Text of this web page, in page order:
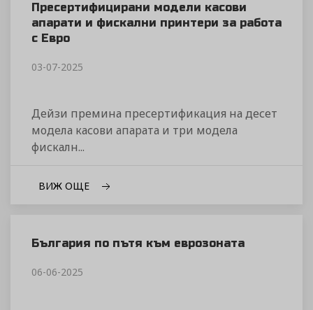
Пресертифицирани модели касови
апарати и фискални принтери за работа
с Евро
03-07-2025
Дейзи премина пресертификация на десет
модела касови апарата и три модела
фискалн...
ВИЖ ОЩЕ
България по пътя към еврозоната
06-06-2025